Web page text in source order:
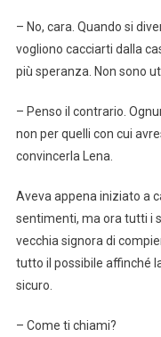
– No, cara. Quando si
vogliono cacciarti dalla
più speranza. Non sono
– Penso il contrario.
non per quelli con cui
convincerla Lena.
Aveva appena iniziato a
sentimenti, ma ora tutti i
vecchia signora di
tutto il possibile affinché
sicuro.
– Come ti chiami?